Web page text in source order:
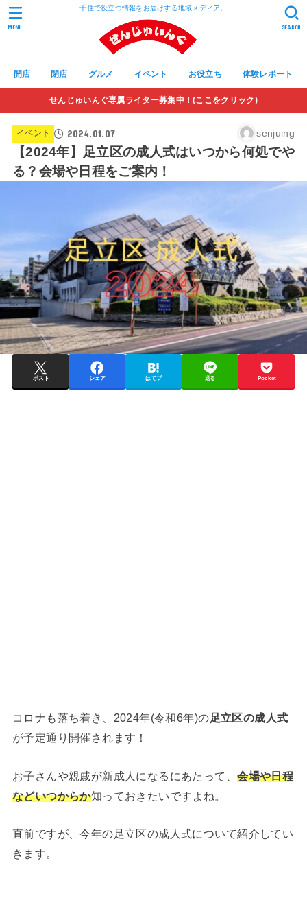
千住で役立つ情報をお届けする地域メディア。
開店 閉店 グルメ イベント お役立ち 体験レポート
SEARCH
MENU
せんじゅいんぐ専属ライター募集中！(ここをクリック)
イベント 2024.01.07 senjuing
【2024年】足立区の成人式はいつから何処でや
る？会場や日程をご案内！
ポスト シェア はてブ 送る Pocket
コロナも落ち着き、2024年(令和6年)の足立区の成人式
が予定通り開催されます！
お子さんや親戚が新成人になるにあたって、会場や日程
などいつからか知っておきたいですよね。
直前ですが、今年の足立区の成人式について紹介してい
きます。